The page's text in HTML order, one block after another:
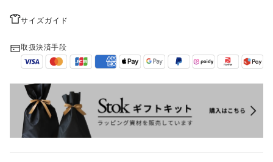
サイズガイド
取扱決済手段